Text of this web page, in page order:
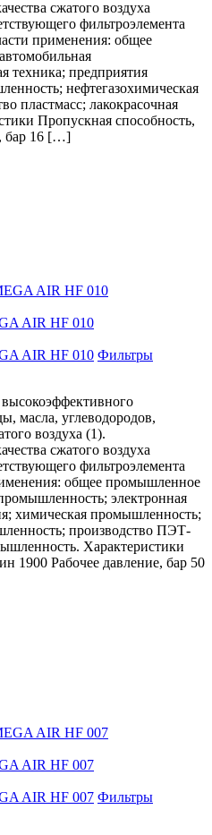
сжатого воздуха
фильтроэлемента
применения: общее
техника; предприятия
нефтегазохимическая
пластмасс; лакокрасочная
Пропускная способность,
бар 16 […]
AIR HF 010
AIR HF 010 Фильтры
масла, углеводородов,
воздуха (1).
сжатого воздуха
фильтроэлемента
общее промышленное
электронная
химическая промышленность;
производство ПЭТ-
Характеристики
1900 Рабочее давление, бар 50
AIR HF 007
AIR HF 007 Фильтры